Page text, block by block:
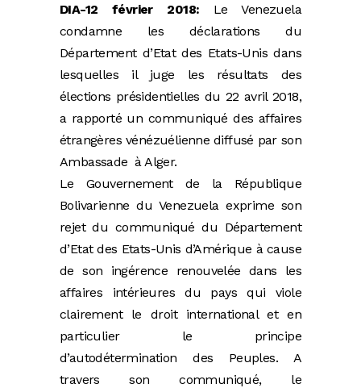
DIA-12 février 2018: Le Venezuela
condamne les déclarations du
Département d’Etat des Etats-Unis dans
lesquelles il juge les résultats des
élections présidentielles du 22 avril 2018,
a rapporté un communiqué des affaires
étrangères vénézuélienne diffusé par son
Ambassade à Alger.
Le Gouvernement de la République
Bolivarienne du Venezuela exprime son
rejet du communiqué du Département
d’Etat des Etats-Unis d’Amérique à cause
de son ingérence renouvelée dans les
affaires intérieures du pays qui viole
clairement le droit international et en
particulier le principe
d’autodétermination des Peuples. A
travers son communiqué, le